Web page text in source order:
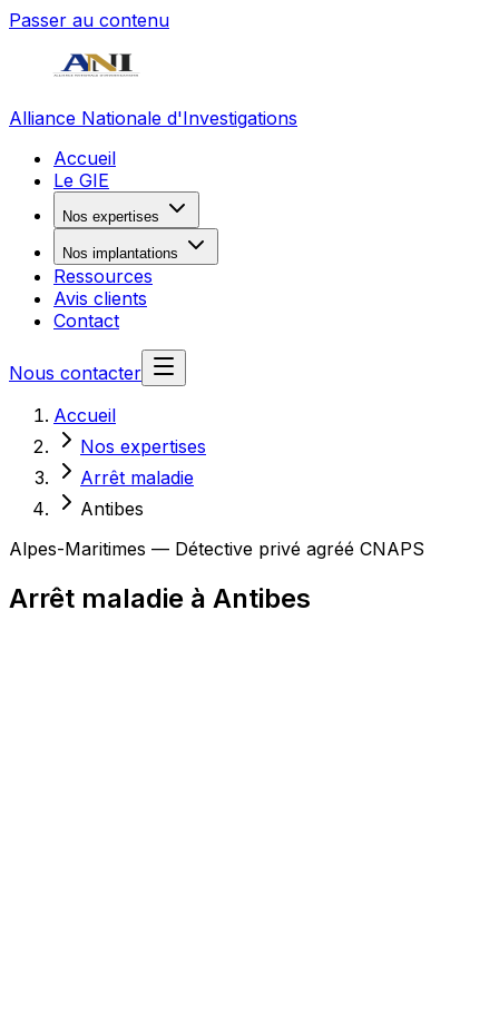
Passer au contenu
Alliance Nationale d'Investigations
Accueil
Le GIE
Nos expertises
Nos implantations
Ressources
Avis clients
Contact
Nous contacter
Accueil
Nos expertises
Arrêt maladie
Antibes
Alpes-Maritimes — Détective privé agréé CNAPS
Arrêt maladie à Antibes